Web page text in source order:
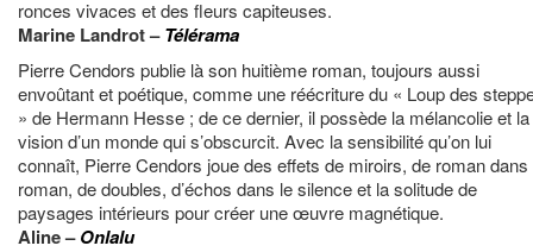
ronces vivaces et des fleurs capiteuses.
Marine Landrot –Télérama
Pierre Cendors publie là son huitième roman, toujours aussi
envoûtant et poétique, comme une réécriture du « Loup des
» de Hermann Hesse ; de ce dernier, il possède la mélancolie et la
vision d’un monde qui s’obscurcit. Avec la sensibilité qu’on lui
connaît, Pierre Cendors joue des effets de miroirs, de roman dans
roman, de doubles, d’échos dans le silence et la solitude de
paysages intérieurs pour créer une œuvre magnétique.
Aline –Onlalu